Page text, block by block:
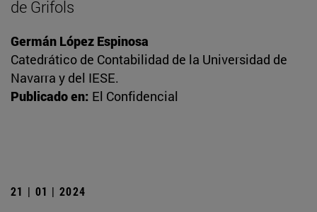
de Grifols
Germán López Espinosa
Catedrático de Contabilidad de la Universidad de
Navarra y del IESE.
Publicado en: El Confidencial
21 | 01 | 2024